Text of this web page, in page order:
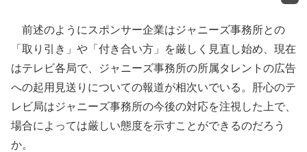
前述のようにスポンサー企業はジャニーズ事務所との
「取り引き」や「付き合い方」を厳しく見直し始め、現在
はテレビ各局で、ジャニーズ事務所の所属タレントの広告
への起用見送りについての報道が相次いでいる。肝心のテ
レビ局はジャニーズ事務所の今後の対応を注視した上で、
場合によっては厳しい態度を示すことができるのだろう
か。